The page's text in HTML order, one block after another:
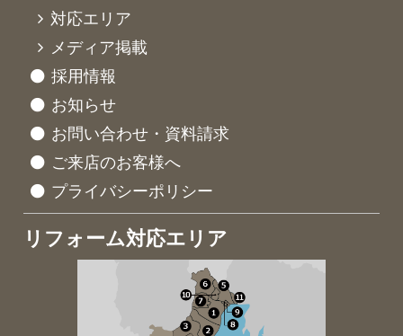
対応エリア
メディア掲載
採用情報
お知らせ
お問い合わせ・資料請求
ご来店のお客様へ
プライバシーポリシー
リフォーム対応エリア